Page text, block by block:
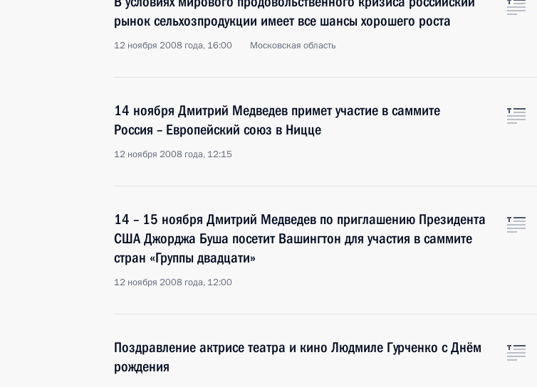
рынок сельхозпродукции имеет все шансы хорошего роста
12 ноября 2008 года, 16:00 Московская область
14 ноября Дмитрий Медведев примет участие в саммите
Россия – Европейский союз в Ницце
12 ноября 2008 года, 12:15
14 – 15 ноября Дмитрий Медведев по приглашению Президента
США Джорджа Буша посетит Вашингтон для участия в саммите
стран «Группы двадцати»
12 ноября 2008 года, 12:00
Поздравление актрисе театра и кино Людмиле Гурченко с Днём
рождения